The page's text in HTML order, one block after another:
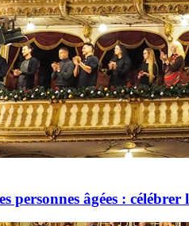
personnes âgées : célébrer